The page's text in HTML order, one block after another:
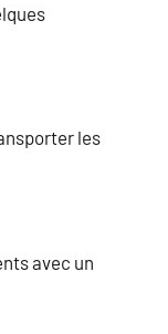
les
avec un